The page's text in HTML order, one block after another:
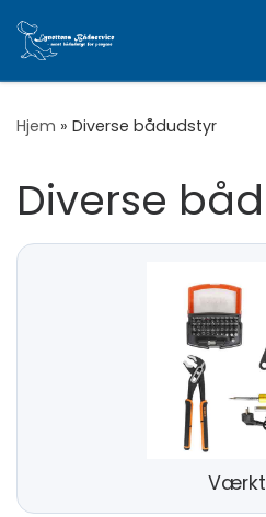
Vis hele indholdet
Hjem » Diverse bådudstyr
Diverse